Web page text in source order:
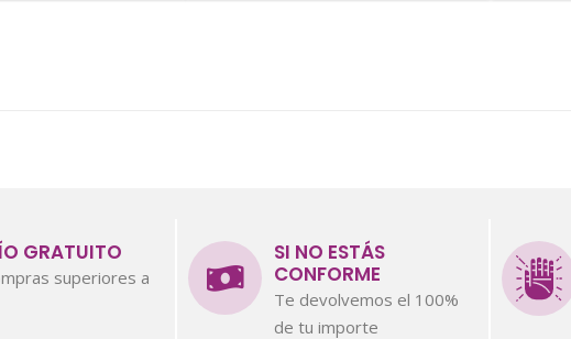
GRATUITO
superiores a
SI NO ESTÁS
CONFORME
Te devolvemos el 100%
de tu importe